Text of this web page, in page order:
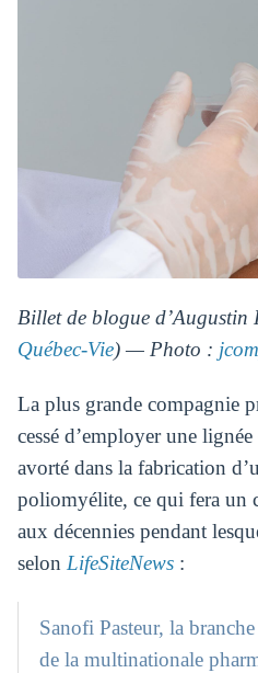
Billet de blogue d’Augustin
Québec-Vie) — Photo :
La plus grande compagnie
cessé d’employer une
avorté dans la fabrication
poliomyélite, ce qui fera un
aux décennies pendant
selon LifeSiteNews :
Sanofi Pasteur, la
de la multinationale